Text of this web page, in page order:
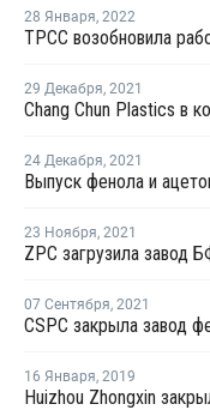
28 Января, 2022
29 Декабря, 2021
24 Декабря, 2021
Выпуск фенола и
23 Ноября, 2021
07 Сентября, 2021
16 Января, 2019
Huizhou Zhongxin